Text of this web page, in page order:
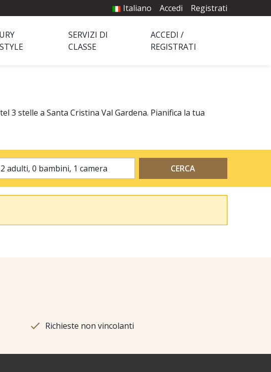
Italiano Accedi Registrati
SERVIZI DI
CLASSE
ACCEDI /
REGISTRATI
3 stelle a Santa Cristina Val Gardena. Pianifica la tua
2 adulti, 0 bambini, 1 camera CERCA
Richieste non vincolanti